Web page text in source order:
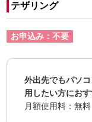
テザリング
お申込み：不要
外出先でもパソ
用したい方にお
月額使用料：無料